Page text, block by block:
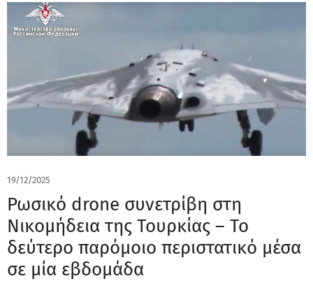
19/12/2025
Ρωσικό drone συνετρίβη στη
Νικομήδεια της Τουρκίας – Το
δεύτερο παρόμοιο περιστατικό μέσα
σε μία εβδομάδα